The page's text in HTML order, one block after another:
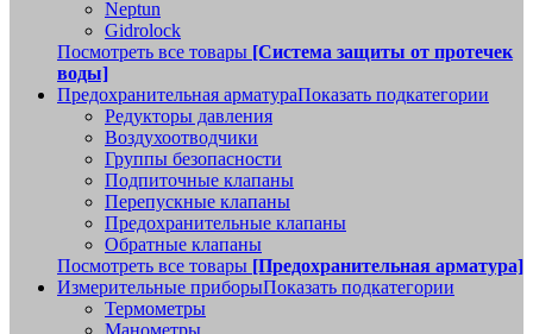
Neptun
Gidrolock
Посмотреть все товары [Система защиты от протечек
воды]
Предохранительная арматураПоказать подкатегории
Редукторы давления
Воздухоотводчики
Группы безопасности
Подпиточные клапаны
Перепускные клапаны
Предохранительные клапаны
Обратные клапаны
Посмотреть все товары [Предохранительная арматура]
Измерительные приборыПоказать подкатегории
Термометры
Манометры